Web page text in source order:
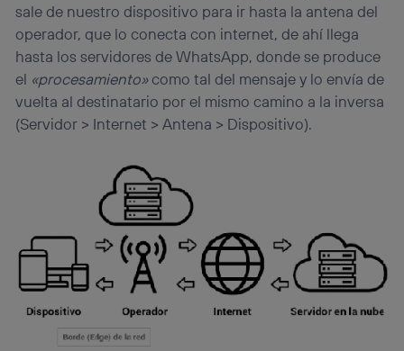
sale de nuestro dispositivo para ir hasta la antena del
operador, que lo conecta con internet, de ahí llega
hasta los servidores de WhatsApp, donde se produce
el «procesamiento»como tal del mensaje y lo envía de
vuelta al destinatario por el mismo camino a la inversa
(Servidor > Internet > Antena > Dispositivo).